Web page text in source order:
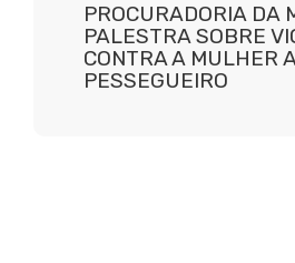
PROCURADORIA DA
PALESTRA SOBRE
CONTRA A MULHER
PESSEGUEIRO